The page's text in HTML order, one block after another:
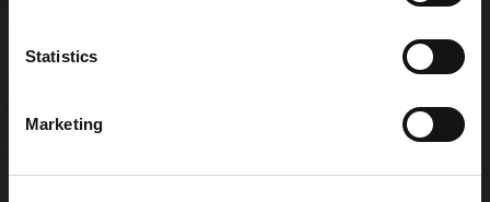
Statistics
Marketing